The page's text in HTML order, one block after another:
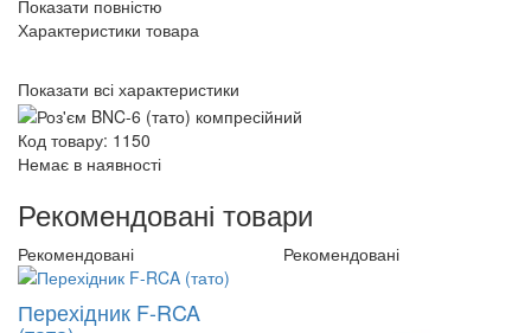
Показати повністю
Характеристики товара
Показати всі характеристики
Код товару: 1150
Немає в наявності
Рекомендовані товари
Рекомендовані
Перехідник F-RCA
Рекомендовані